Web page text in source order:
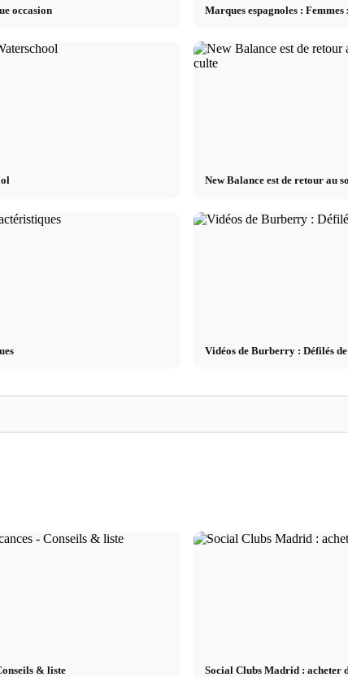
occasion Marques espagnoles :
New Balance est de retour au
Vidéos de Burberry : Défilés
& liste Social Clubs Madrid : acheter